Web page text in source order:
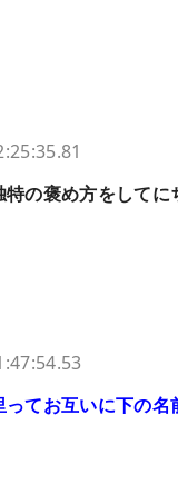
の褒め方をして
てお互いに下の